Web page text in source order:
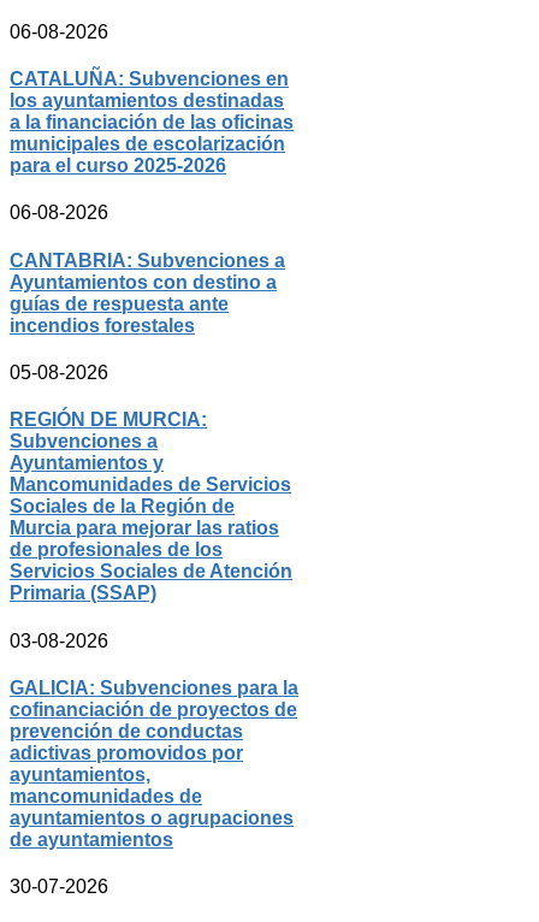
06-08-2026
CATALUÑA: Subvenciones en
los ayuntamientos destinadas
a la financiación de las oficinas
municipales de escolarización
para el curso 2025-2026
06-08-2026
CANTABRIA: Subvenciones a
Ayuntamientos con destino a
guías de respuesta ante
incendios forestales
05-08-2026
REGIÓN DE MURCIA:
Subvenciones a
Ayuntamientos y
Mancomunidades de Servicios
Sociales de la Región de
Murcia para mejorar las ratios
de profesionales de los
Servicios Sociales de Atención
Primaria (SSAP)
03-08-2026
GALICIA: Subvenciones para la
cofinanciación de proyectos de
prevención de conductas
adictivas promovidos por
ayuntamientos,
mancomunidades de
ayuntamientos o agrupaciones
de ayuntamientos
30-07-2026